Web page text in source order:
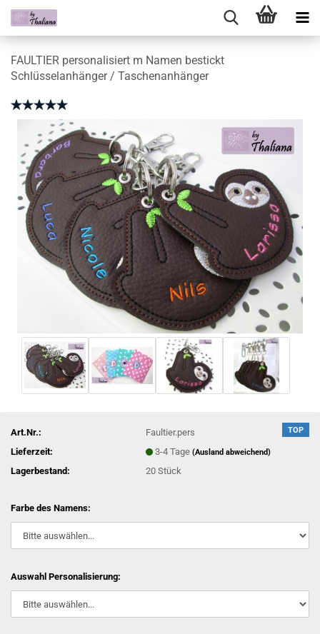
FAULTIER personalisiert m Namen bestickt
Schlüsselanhänger / Taschenanhänger
TOP
Art.Nr.:
Faultier.pers
Lieferzeit:
3-4 Tage(Ausland abweichend)
Lagerbestand: 20Stück
Farbe des Namens:
Auswahl Personalisierung: